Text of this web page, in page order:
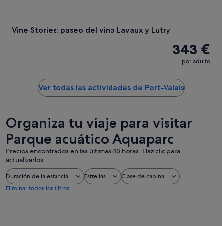
Vine Stories: paseo del vino Lavaux y Lutry
343 €
por adulto
Ver todas las actividades de Port-Valais
Organiza tu viaje para visitar
Parque acuático Aquaparc
Precios encontrados en las últimas 48 horas. Haz clic para
actualizarlos.
Duración de la estancia Estrellas
Clase de cabina
Eliminar todos los filtros